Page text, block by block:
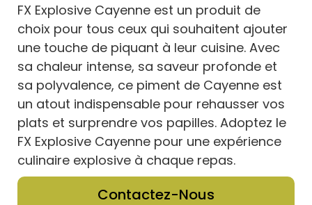
FX Explosive Cayenne est un produit de
choix pour tous ceux qui souhaitent ajouter
une touche de piquant à leur cuisine. Avec
sa chaleur intense, sa saveur profonde et
sa polyvalence, ce piment de Cayenne est
un atout indispensable pour rehausser vos
plats et surprendre vos papilles. Adoptez le
FX Explosive Cayenne pour une expérience
culinaire explosive à chaque repas.
Contactez-Nous